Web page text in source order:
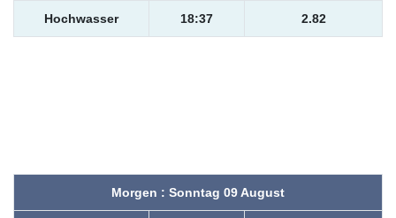
Hochwasser 18:37 2.82
Morgen : Sonntag 09 August